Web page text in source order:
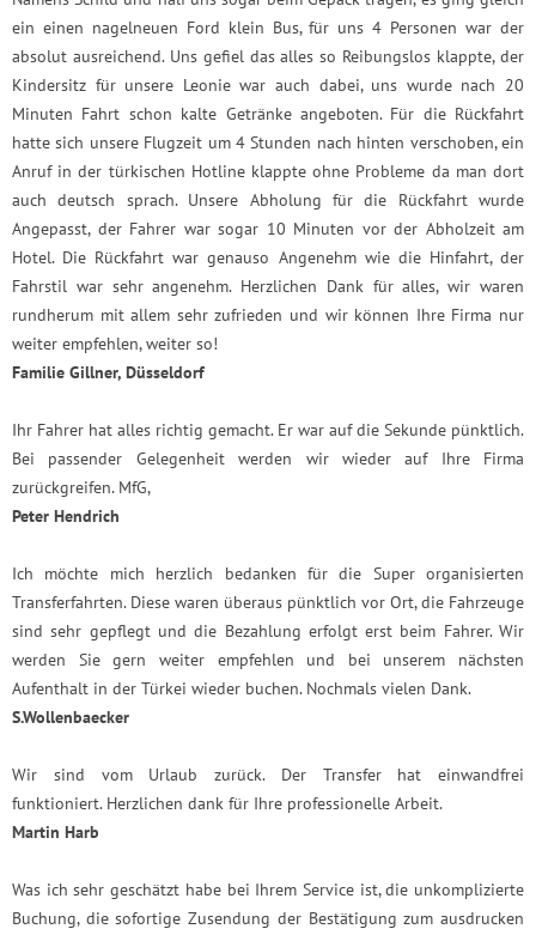
ein einen nagelneuen Ford klein Bus, für uns 4 Personen war der
absolut ausreichend. Uns gefiel das alles so Reibungslos klappte, der
Kindersitz für unsere Leonie war auch dabei, uns wurde nach 20
Minuten Fahrt schon kalte Getränke angeboten. Für die Rückfahrt
hatte sich unsere Flugzeit um 4 Stunden nach hinten verschoben, ein
Anruf in der türkischen Hotline klappte ohne Probleme da man dort
auch deutsch sprach. Unsere Abholung für die Rückfahrt wurde
Angepasst, der Fahrer war sogar 10 Minuten vor der Abholzeit am
Hotel. Die Rückfahrt war genauso Angenehm wie die Hinfahrt, der
Fahrstil war sehr angenehm. Herzlichen Dank für alles, wir waren
rundherum mit allem sehr zufrieden und wir können Ihre Firma nur
weiter empfehlen, weiter so!
Familie Gillner, Düsseldorf
Ihr Fahrer hat alles richtig gemacht. Er war auf die Sekunde pünktlich.
Bei passender Gelegenheit werden wir wieder auf Ihre Firma
zurückgreifen. MfG,
Peter Hendrich
Ich möchte mich herzlich bedanken für die Super organisierten
Transferfahrten. Diese waren überaus pünktlich vor Ort, die Fahrzeuge
sind sehr gepflegt und die Bezahlung erfolgt erst beim Fahrer. Wir
werden Sie gern weiter empfehlen und bei unserem nächsten
Aufenthalt in der Türkei wieder buchen. Nochmals vielen Dank.
S.Wollenbaecker
Wir sind vom Urlaub zurück. Der Transfer hat einwandfrei
funktioniert. Herzlichen dank für Ihre professionelle Arbeit.
Martin Harb
Was ich sehr geschätzt habe bei Ihrem Service ist, die unkomplizierte
Buchung, die sofortige Zusendung der Bestätigung zum ausdrucken